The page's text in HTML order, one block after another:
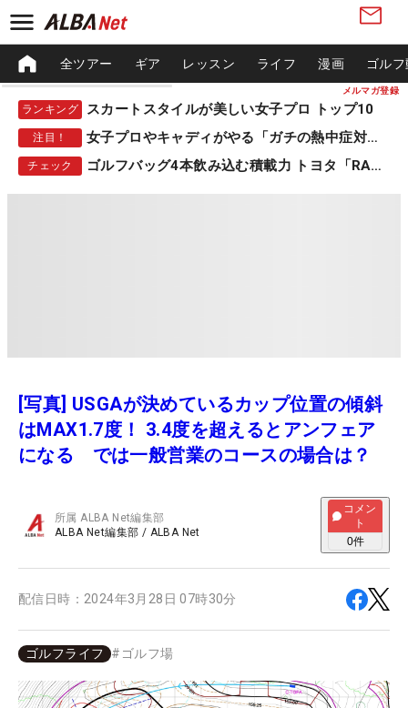
メルマガ登録
全ツアー ギア レッスン ライフ 漫画 ゴル
ランキング スカートスタイルが美しい女子プロ トップ10
注目！ 女子プロやキャディがやる「ガチの熱中症対策」
チェック ゴルフバッグ4本飲み込む積載力 トヨタ「RAV4」
[写真] USGAが決めているカップ位置の傾斜
はMAX1.7度！ 3.4度を超えるとアンフェア
になる では一般営業のコースの場合は？
所属ALBA Net編集部
ALBA Net編集部 / ALBA Net
コメン
ト
0件
配信日時： 2024年3月28日 07時30分
ゴルフライフ # ゴルフ場